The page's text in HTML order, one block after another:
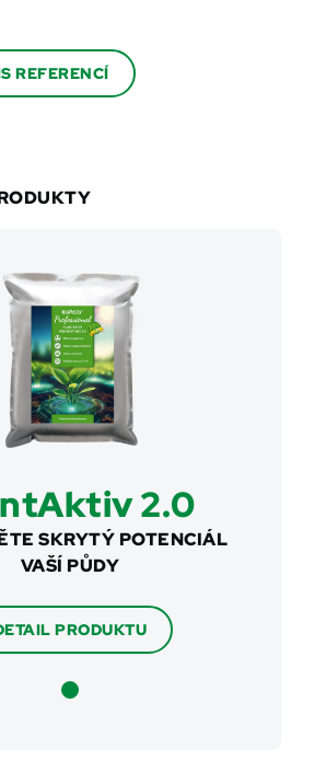
REFERENCÍ
2.0
SKRYTÝ POTENCIÁL
VAŠÍ PŮDY
PRODUKTU